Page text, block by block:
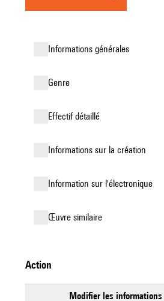
informations générales
genre
effectif détaillé
informations sur la création
Information sur l'électronique
œuvre similaire
action
modifier les informations